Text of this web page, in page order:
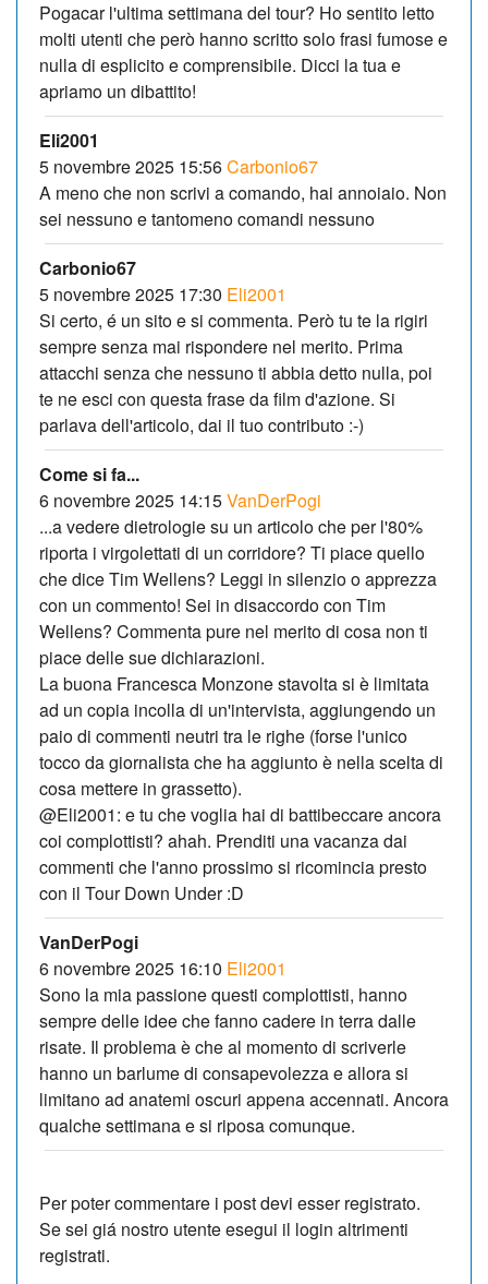
Pogacar l'ultima settimana del tour? Ho sentito letto
molti utenti che però hanno scritto solo frasi fumose e
nulla di esplicito e comprensibile. Dicci la tua e
apriamo un dibattito!
Eli2001
5 novembre 2025 15:56Carbonio67
A meno che non scrivi a comando, hai annoiaio. Non
sei nessuno e tantomeno comandi nessuno
Carbonio67
5 novembre 2025 17:30 Eli2001
Si certo, é un sito e si commenta. Però tu te la rigiri
sempre senza mai rispondere nel merito. Prima
attacchi senza che nessuno ti abbia detto nulla, poi
te ne esci con questa frase da film d'azione. Si
parlava dell'articolo, dai il tuo contributo :-)
Come si fa...
6 novembre 2025 14:15VanDerPogi
...a vedere dietrologie su un articolo che per l'80%
riporta i virgolettati di un corridore? Ti piace quello
che dice Tim Wellens? Leggi in silenzio o apprezza
con un commento! Sei in disaccordo con Tim
Wellens? Commenta pure nel merito di cosa non ti
piace delle sue dichiarazioni.
La buona Francesca Monzone stavolta si è limitata
ad un copia incolla di un'intervista, aggiungendo un
paio di commenti neutri tra le righe (forse l'unico
tocco da giornalista che ha aggiunto è nella scelta di
cosa mettere in grassetto).
@Eli2001: e tu che voglia hai di battibeccare ancora
coi complottisti? ahah. Prenditi una vacanza dai
commenti che l'anno prossimo si ricomincia presto
con il Tour Down Under :D
VanDerPogi
6 novembre 2025 16:10 Eli2001
Sono la mia passione questi complottisti, hanno
sempre delle idee che fanno cadere in terra dalle
risate. Il problema è che al momento di scriverle
hanno un barlume di consapevolezza e allora si
limitano ad anatemi oscuri appena accennati. Ancora
qualche settimana e si riposa comunque.
Per poter commentare i post devi esser registrato.
Se sei giá nostro utente esegui il login altrimenti
registrati.